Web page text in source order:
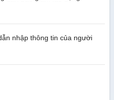
nhập thông tin của người